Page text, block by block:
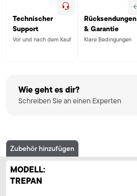
Technischer
Support
Vor und nach dem Kauf
Rücksendungen
& Garantie
Klare Bedingungen
Wie geht es dir?
Schreiben Sie an einen Experten
Zubehör hinzufügen
MODELL:
TREPAN